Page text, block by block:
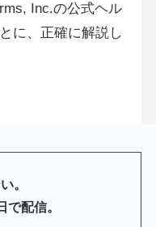
Inc.の公式ヘル
に、正確に解説し
。
配信。